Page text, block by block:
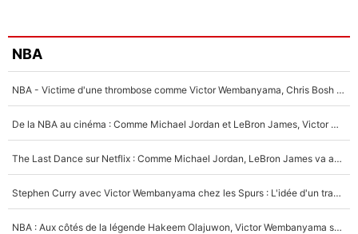
NBA
NBA - Victime d'une thrombose comme Victor Wembanyama, Chris Bosh prévient le Français des risques sur sa santé : «J’ai failli mourir sur le coup et j’ai été ramené à la vie»
De la NBA au cinéma : Comme Michael Jordan et LeBron James, Victor Wembanyama rêve d'une carrière d'acteur !
The Last Dance sur Netflix : Comme Michael Jordan, LeBron James va avoir le droit à sa série !
Stephen Curry avec Victor Wembanyama chez les Spurs : L'idée d'un trade historique est lancée en NBA !
NBA : Aux côtés de la légende Hakeem Olajuwon, Victor Wembanyama se mue en mentor pour la nouvelle génération : «Tu dois leur imposer ce standard»